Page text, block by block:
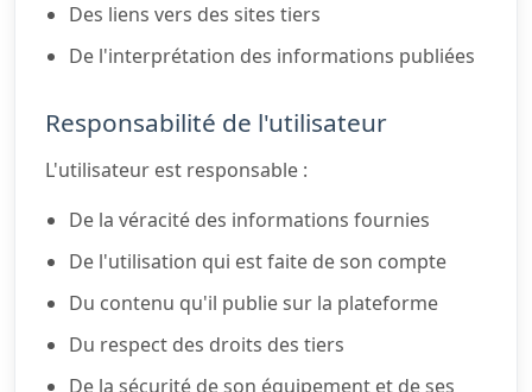
Des liens vers des sites tiers
De l'interprétation des informations publiées
Responsabilité de l'utilisateur
L'utilisateur est responsable :
De la véracité des informations fournies
De l'utilisation qui est faite de son compte
Du contenu qu'il publie sur la plateforme
Du respect des droits des tiers
De la sécurité de son équipement et de ses